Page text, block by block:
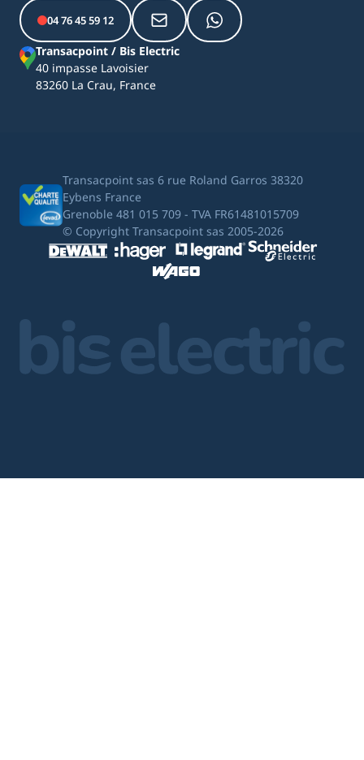
04 76 45 59 12
Transacpoint / Bis Electric
40 impasse Lavoisier
83260 La Crau, France
Transacpoint sas 6 rue Roland Garros 38320
Eybens France
Grenoble 481 015 709 - TVA FR61481015709
© Copyright Transacpoint sas 2005-2026